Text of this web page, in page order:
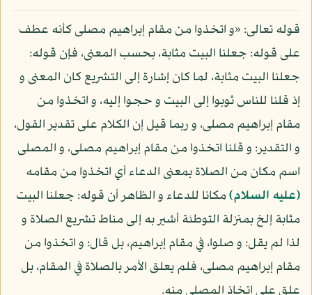
قوله تعالى: «و اتخذوا من مقام إبراهيم مصلى كأنه عطف
على قوله: جعلنا البيت مثابة، بحسب المعنى، فإن قوله:
جعلنا البيت مثابة، لما كان إشارة إلى التشريع كان المعنى و
إذ قلنا للناس ثوبوا إلى البيت و حجوا إليه، و اتخذوا من
مقام إبراهيم مصلى، و ربما قيل إن الكلام على تقدير القول،
و التقدير: و قلنا اتخذوا من مقام إبراهيم مصلى، و المصلى
اسم مكان من الصلاة بمعنى الدعاء أي اتخذوا من مقامه
(عليه السلام)مكانا للدعاء و الظاهر أن قوله: جعلنا البيت
مثابة إلخ بمنزلة التوطئة أشير به إلى مناط تشريع الصلاة و
لذا لم يقل: و صلوا، في مقام إبراهيم، بل قال: و اتخذوا من
مقام إبراهيم مصلى، فلم يعلق الأمر بالصلاة في المقام، بل
علق على اتخاذ المصلى منه.